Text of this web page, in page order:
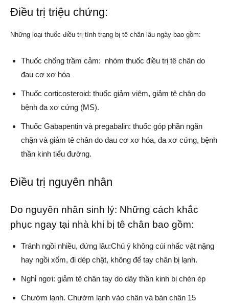
Điều trị triệu chứng:
Những loại thuốc điều trị tình trạng bị tê chân lâu ngày bao gồm:
Thuốc chống trầm cảm: nhóm thuốc điều trị tê chân do
đau cơ xơ hóa
Thuốc corticosteroid: thuốc giảm viêm, giảm tê chân do
bệnh đa xơ cứng (MS).
Thuốc Gabapentin và pregabalin: thuốc góp phần ngăn
chặn và giảm tê chân do đau cơ xơ hóa, đa xơ cứng, bệnh
thần kinh tiểu đường.
Điều trị nguyên nhân
Do nguyên nhân sinh lý: Những cách khắc
phục ngay tại nhà khi bị tê chân bao gồm:
Tránh ngồi nhiều, đứng lâu:Chú ý không cúi nhấc vật nặng
hay ngồi xổm, đi dép chật, không để tay chân bị lạnh.
Nghỉ ngơi: giảm tê chân tay do dây thần kinh bị chèn ép
Chườm lạnh. Chườm lạnh vào chân và bàn chân 15